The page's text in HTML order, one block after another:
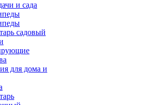
и сада
садовый
для дома и